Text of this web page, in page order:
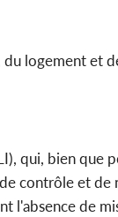
logement et
qui, bien que
contrôle et de
l'absence de